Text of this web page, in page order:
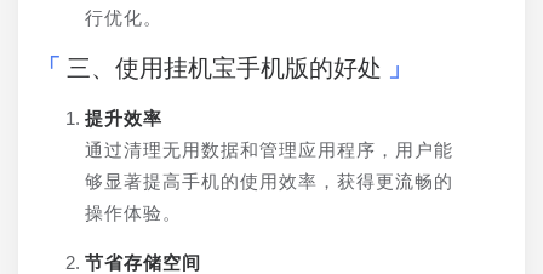
行优化。
三、使用挂机宝手机版的好处
提升效率
通过清理无用数据和管理应用程序，用户能
够显著提高手机的使用效率，获得更流畅的
操作体验。
节省存储空间